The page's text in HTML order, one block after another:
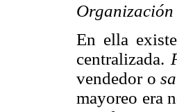
En ella
centralizada.
vendedor o
mayoreo era